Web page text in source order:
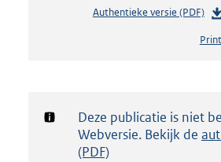
Authentieke versie (PDF)b
s
d
g
Notificatie:
Deze publicatie is niet
Webversie. Bekijk de
(PDF)